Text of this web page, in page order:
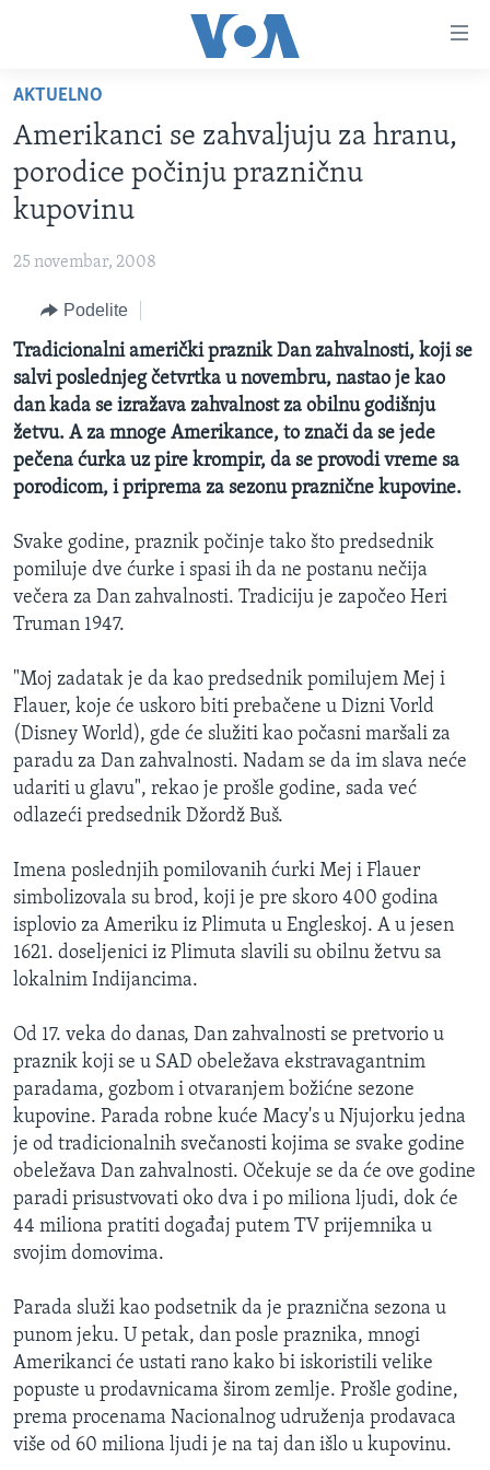
glavni
sadržaj
na
glavnu
Idi
pretragu
NASLOVNA
RUBRIKE
AMERIKA
GLOBALNE TEME
EKONOMIJA
NAUKA I TEHNOLOGIJA
MEDICINA
KULTURA
DRUŠTVO
INTERVJU
TV PROGRAM
IZ AMERIKE
Learning English
PRATITE NAS
Jezici
AKTUELNO
Amerikanci se zahvaljuju za hranu,
porodice počinju prazničnu
kupovinu
25 novembar, 2008
Podelite
Tradicionalni američki praznik Dan zahvalnosti, koji se
salvi poslednjeg četvrtka u novembru, nastao je kao
dan kada se izražava zahvalnost za obilnu godišnju
žetvu. A za mnoge Amerikance, to znači da se jede
pečena ćurka uz pire krompir, da se provodi vreme sa
porodicom, i priprema za sezonu praznične kupovine.
Svake godine, praznik počinje tako što predsednik
pomiluje dve ćurke i spasi ih da ne postanu nečija
večera za Dan zahvalnosti. Tradiciju je započeo Heri
Truman 1947.
"Moj zadatak je da kao predsednik pomilujem Mej i
Flauer, koje će uskoro biti prebačene u Dizni Vorld
(Disney World), gde će služiti kao počasni maršali za
paradu za Dan zahvalnosti. Nadam se da im slava neće
udariti u glavu", rekao je prošle godine, sada već
odlazeći predsednik Džordž Buš.
Imena poslednjih pomilovanih ćurki Mej i Flauer
simbolizovala su brod, koji je pre skoro 400 godina
isplovio za Ameriku iz Plimuta u Engleskoj. A u jesen
1621. doseljenici iz Plimuta slavili su obilnu žetvu sa
lokalnim Indijancima.
Od 17. veka do danas, Dan zahvalnosti se pretvorio u
praznik koji se u SAD obeležava ekstravagantnim
paradama, gozbom i otvaranjem božićne sezone
kupovine. Parada robne kuće Macy's u Njujorku jedna
je od tradicionalnih svečanosti kojima se svake godine
obeležava Dan zahvalnosti. Očekuje se da će ove godine
paradi prisustvovati oko dva i po miliona ljudi, dok će
44 miliona pratiti događaj putem TV prijemnika u
svojim domovima.
Parada služi kao podsetnik da je praznična sezona u
punom jeku. U petak, dan posle praznika, mnogi
Amerikanci će ustati rano kako bi iskoristili velike
popuste u prodavnicama širom zemlje. Prošle godine,
prema procenama Nacionalnog udruženja prodavaca
više od 60 miliona ljudi je na taj dan išlo u kupovinu.